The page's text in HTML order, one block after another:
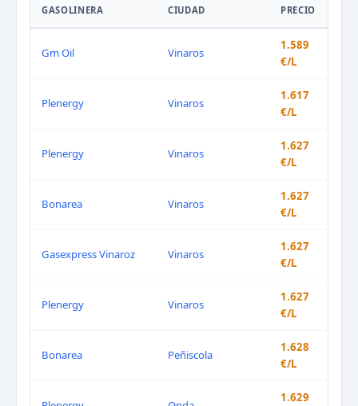
GASOLINERA CIUDAD PRECIO
Gm Oil Vinaros
1.589
€/L
Plenergy Vinaros
1.617
€/L
Plenergy Vinaros
1.627
€/L
Bonarea Vinaros
1.627
€/L
Gasexpress Vinaroz Vinaros
1.627
€/L
Plenergy Vinaros
1.627
€/L
Bonarea Peñiscola
1.628
€/L
1.629